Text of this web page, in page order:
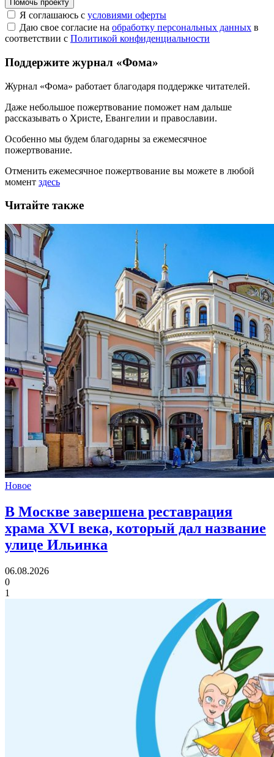
Помочь проекту
Я соглашаюсь с условиями оферты
Даю свое согласие на обработку персональных данных в
соответствии с Политикой конфиденциальности
Поддержите журнал «Фома»
Журнал «Фома» работает благодаря поддержке читателей.
Даже небольшое пожертвование поможет нам дальше
рассказывать о Христе, Евангелии и православии.
Особенно мы будем благодарны за ежемесячное
пожертвование.
Отменить ежемесячное пожертвование вы можете в любой
момент здесь
Читайте также
Новое
В Москве завершена реставрация
храма XVI века, который дал название
улице Ильинка
06.08.2026
0
1